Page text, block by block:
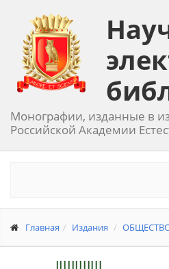
Монографии, изданные в
Российской Академии
Главная Издания